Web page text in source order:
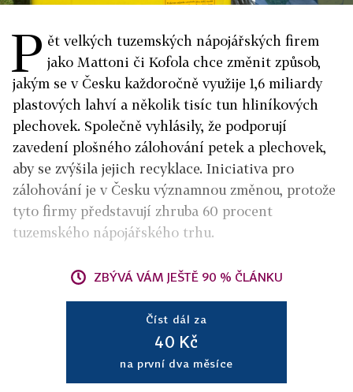
P ět velkých tuzemských nápojářských firem
jako Mattoni či Kofola chce změnit způsob,
jakým se v Česku každoročně využije 1,6 miliardy
plastových lahví a několik tisíc tun hliníkových
plechovek. Společně vyhlásily, že podporují
zavedení plošného zálohování petek a plechovek,
aby se zvýšila jejich recyklace. Iniciativa pro
zálohování je v Česku významnou změnou, protože
tyto firmy představují zhruba 60 procent
tuzemského nápojářského trhu.
ZBÝVÁ VÁM JEŠTĚ 90 % ČLÁNKU
Číst dál za
40 Kč
na první dva měsíce